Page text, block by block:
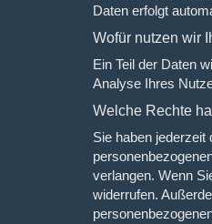
Daten erfolgt
Wofür nutzen wir
Ein Teil der Daten
Analyse Ihres
Welche Rechte
Sie haben
verlangen. Wenn
widerrufen.